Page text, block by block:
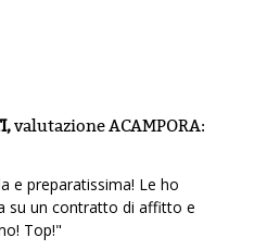
valutazioneACAMPORA:
e preparatissima! Le ho
su un contratto di affitto e
Top!"